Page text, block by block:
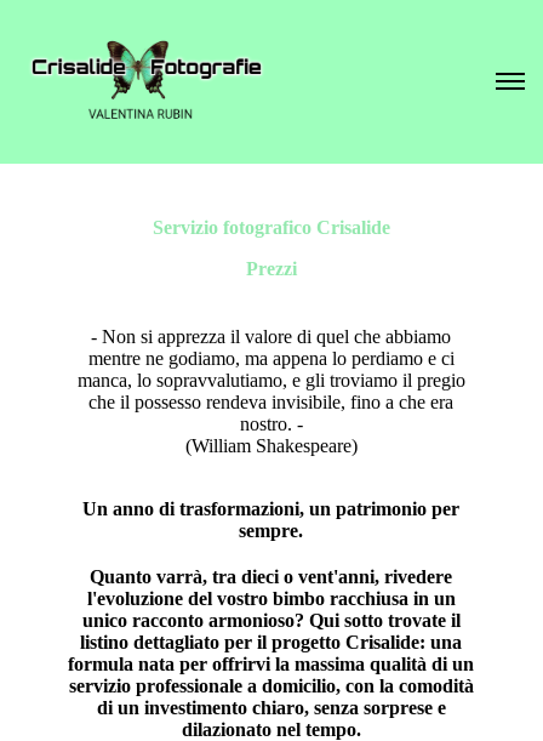
Servizio fotografico Crisalide
Prezzi
- Non si apprezza il valore di quel che abbiamo
mentre ne godiamo, ma appena lo perdiamo e ci
manca, lo sopravvalutiamo, e gli troviamo il pregio
che il possesso rendeva invisibile, fino a che era
nostro. -
(William Shakespeare)
Un anno di trasformazioni, un patrimonio per
sempre.
Quanto varrà, tra dieci o vent'anni, rivedere
l'evoluzione del vostro bimbo racchiusa in un
unico racconto armonioso? Qui sotto trovate il
listino dettagliato per il progettoCrisalide: una
formula nata per offrirvi la massima qualità di un
servizio professionale a domicilio, con la comodità
di un investimento chiaro, senza sorprese e
dilazionato nel tempo.